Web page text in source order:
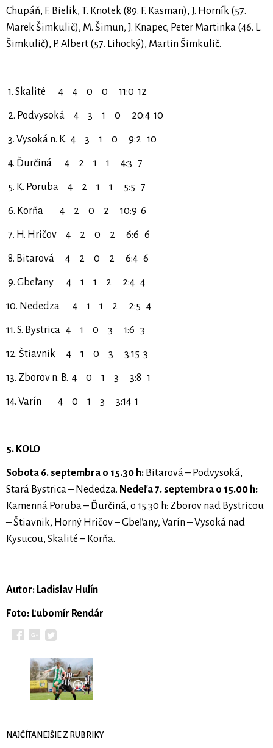
Chupáň, F. Bielik, T. Knotek (89. F. Kasman), J. Horník (57.
Marek Šimkulič), M. Šimun, J. Knapec, Peter Martinka (46. L.
Šimkulič), P. Albert (57. Lihocký), Martin Šimkulič.
1. Skalité 4 4 0 0 11:0 12
2. Podvysoká 4 3 1 0 20:4 10
3. Vysoká n. K. 4 3 1 0 9:2 10
4. Ďurčiná 4 2 1 1 4:3 7
5. K. Poruba 4 2 1 1 5:5 7
6. Korňa 4 2 0 2 10:9 6
7. H. Hričov 4 2 0 2 6:6 6
8. Bitarová 4 2 0 2 6:4 6
9. Gbeľany 4 1 1 2 2:4 4
10. Nededza 4 1 1 2 2:5 4
11. S. Bystrica 4 1 0 3 1:6 3
12. Štiavnik 4 1 0 3 3:15 3
13. Zborov n. B. 4 0 1 3 3:8 1
14. Varín 4 0 1 3 3:14 1
5. KOLO
Sobota 6. septembra o 15.30 h: Bitarová – Podvysoká,
Stará Bystrica – Nededza. Nedeľa 7. septembra o 15.00 h:
Kamenná Poruba – Ďurčiná, o 15.30 h: Zborov nad Bystricou
– Štiavnik, Horný Hričov – Gbeľany, Varín – Vysoká nad
Kysucou, Skalité – Korňa.
Autor: Ladislav Hulín
Foto: Ľubomír Rendár
NAJČÍTANEJŠIE Z RUBRIKY